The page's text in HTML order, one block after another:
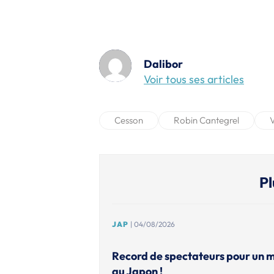
Dalibor
Voir tous ses articles
Cesson Robin Cantegrel
JAP | 04/08/2026
Record de spectateurs pour un